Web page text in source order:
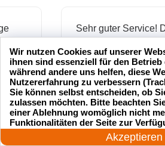
Sehr guter
und hat mir
als ich meine
verloren hatte.
Jonas M.
24 Stunden am Tag
Akzeptieren
Wir nutzen Cookies auf unserer
ihnen sind essenziell für den Betrieb
während andere uns helfen, diese
Nutzererfahrung zu verbessern
Sie können selbst entscheiden, ob
zulassen möchten. Bitte beachten
einer Ablehnung womöglich nicht
Funktionalitäten der Seite zur